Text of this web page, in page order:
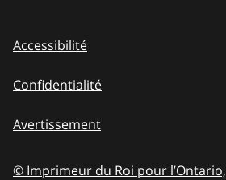
Accessibilité
Confidentialité
Avertissement
© Imprimeur du Roi pour l’Ontario,